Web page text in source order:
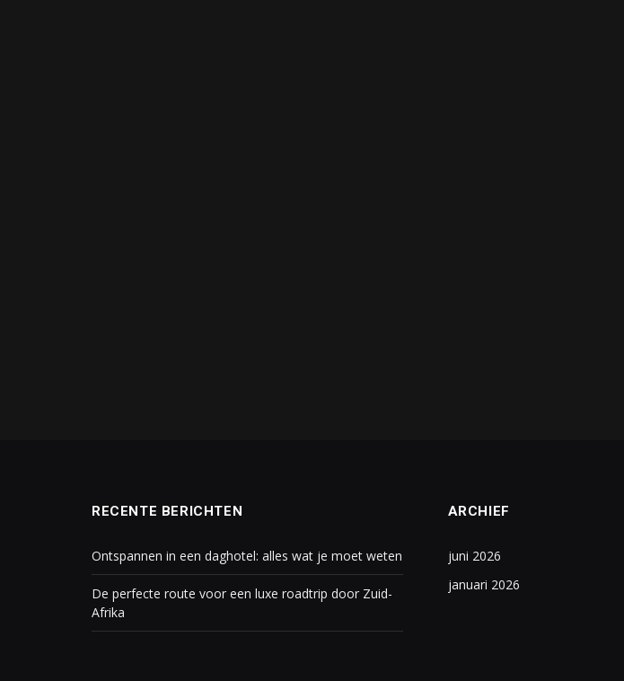
RECENTE BERICHTEN
Ontspannen in een daghotel: alles wat je moet weten
De perfecte route voor een luxe roadtrip door Zuid-
Afrika
ARCHIEF
juni 2026
januari 2026